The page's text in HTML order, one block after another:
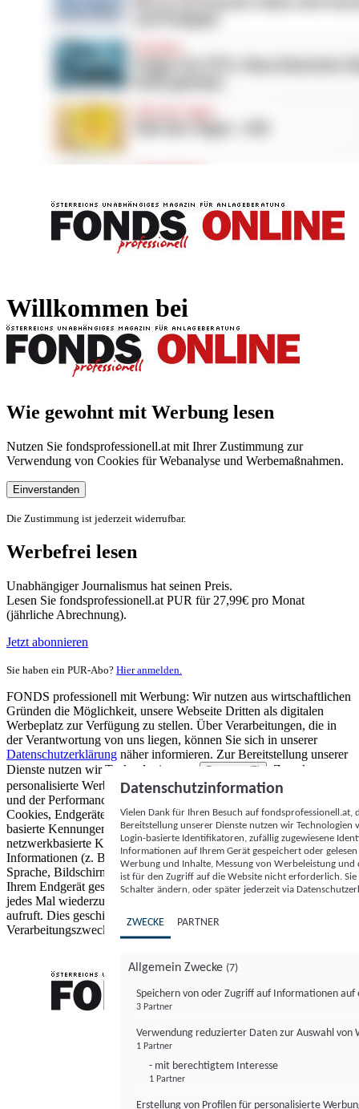
Willkommen bei
Wie gewohnt mit Werbung lesen
Nutzen Sie fondsprofessionell.at mit Ihrer Zustimmung zur
Verwendung von Cookies für Webanalyse und Werbemaßnahmen.
Einverstanden
Die Zustimmung ist jederzeit widerrufbar.
Werbefrei lesen
Unabhängiger Journalismus hat seinen Preis.
Lesen Sie fondsprofessionell.at PUR für 27,99€ pro Monat
(jährliche Abrechnung).
Jetzt abonnieren
Sie haben ein PUR-Abo? Hier anmelden.
FONDS professionell mit Werbung: Wir nutzen aus wirtschaftlichen
Gründen die Möglichkeit, unsere Webseite Dritten als digitalen
Werbeplatz zur Verfügung zu stellen. Über Verarbeitungen, die in
der Verantwortung von uns liegen, können Sie sich in unserer
Datenschutzerklärung näher informieren. Zur Bereitstellung unserer
Dienste nutzen wir Technologien von
Partnern (5)
. Zwecke:
personalisierte Werbung und Inhalte, Messung von Werbeleistung
und der Performance von Inhalten sowie Zielgruppenforschung.
Cookies, Endgeräte- oder ähnliche Online-Kennungen (z. B. login-
basierte Kennungen, zufällig generierte Kennungen,
netzwerkbasierte Kennungen) können zusammen mit anderen
Informationen (z. B. Browsertyp und Browserinformationen,
Sprache, Bildschirmgröße, unterstützte Technologien usw.) auf
Ihrem Endgerät gespeichert oder von dort ausgelesen werden, um es
jedes Mal wiederzuerkennen, wenn es eine App oder einer Webseite
aufruft. Dies geschieht für einen oder mehrere der hier aufgeführten
Verarbeitungszwecke.
Datenschutzinformation
Vielen Dank für Ihren Besuch auf
Bereitstellung unserer Dienste nutzen wir Technologien
Login-basierte Identifikatoren, zufällig zugewiesene
Informationen auf Ihrem Gerät gespeichert oder
Werbung und Inhalte, Messung von Werbeleistung
ist für den Zugriff auf die Website nicht erforderlich.
Schalter ändern, oder später jederzeit via
ZWECKE PARTNER
Allgemein Zwecke (7)
Speichern von oder Zugriff auf Informationen auf
3 Partner
Verwendung reduzierter Daten zur Auswahl von
1 Partner
- mit berechtigtem Interesse
1 Partner
Erstellung von Profilen für personalisierte
FONDS professionell